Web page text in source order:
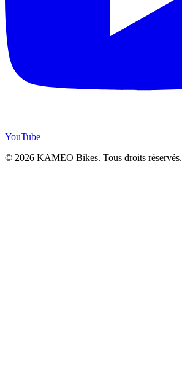
YouTube
© 2026 KAMEO Bikes. Tous droits réservés.